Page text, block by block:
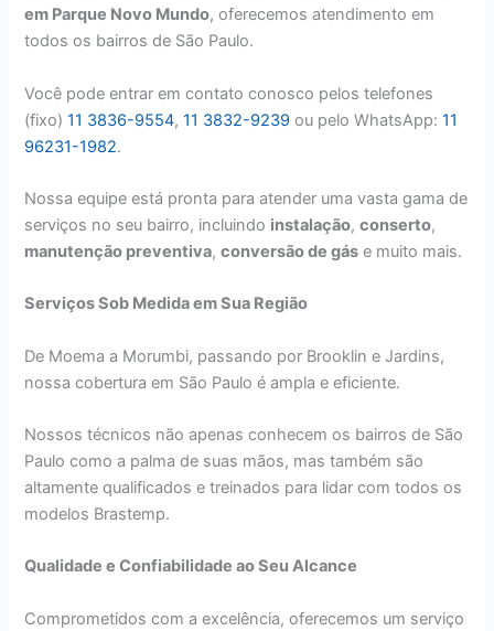
em Parque Novo Mundo, oferecemos atendimento em
todos os bairros de São Paulo.
Você pode entrar em contato conosco pelos telefones
(fixo)11 3836-9554,11 3832-9239 ou pelo WhatsApp:11
96231-1982.
Nossa equipe está pronta para atender uma vasta gama de
serviços no seu bairro, incluindo instalação,conserto,
manutenção preventiva,conversão de gás e muito mais.
Serviços Sob Medida em Sua Região
De Moema a Morumbi, passando por Brooklin e Jardins,
nossa cobertura em São Paulo é ampla e eficiente.
Nossos técnicos não apenas conhecem os bairros de São
Paulo como a palma de suas mãos, mas também são
altamente qualificados e treinados para lidar com todos os
modelos Brastemp.
Qualidade e Confiabilidade ao Seu Alcance
Comprometidos com a excelência, oferecemos um serviço